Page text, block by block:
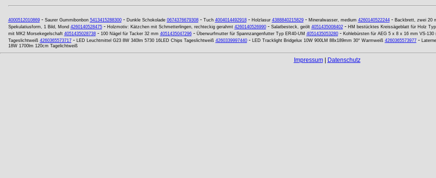
4000512010869- Saurer Gummibonbon 5413415288300- Dunkle Schokolade 0674376679308- Tuch 4004014492918- Holzlasur 4388840215829- Mineralwasser, medium 4260140522244- Backbrett, zwei 20
Spekulatiusform, 1 Bild, Mond 4260140528475- Holzmotiv: Kätzchen mit Schmetterlingen, rechteckig gerahmt 4260140526990- Salatbesteck, geölt 4051435008402- HM bestücktes Kreissägeblatt für Holz
mit MK2 Morsekegelschaft 4051435028738- 100 Nägel für Tacker 32 mm 4051435047296- Überwurfmutter für Spannzangenfutter Typ ER40-UM 4051435053280- Kohlebürsten für AEG 5 x 8 x 16 mm VS-130
Tageslichtweiß 4260365573717- LED Leuchtmittel G23 8W 340lm 5730 16LED Chips Tageslichtweiß 4260339997440- LED Tracklight Bridgelux 10W 900LM 88x189mm 30° Warmweiß 4260365573977-
18W 1700lm 120cm Tagelichtweiß
Impressum| Datenschutz